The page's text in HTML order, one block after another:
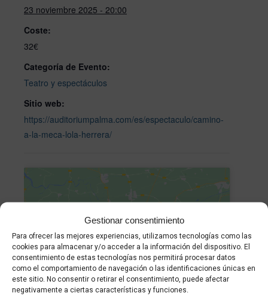
Gestionar consentimiento
Para ofrecer las mejores experiencias, utilizamos tecnologías como las
cookies para almacenar y/o acceder a la información del dispositivo. El
consentimiento de estas tecnologías nos permitirá procesar datos
como el comportamiento de navegación o las identificaciones únicas en
este sitio. No consentir o retirar el consentimiento, puede afectar
negativamente a ciertas características y funciones.
23 noviembre 2025 - 20:00
Coste:
32€
Categoría de Evento:
Teatro y espectáculos
Sitio web:
https://auditoriumpalma.com/es/espectaculo/camino-
a-la-meca-lola-herrera/
Haz clic para aceptar cookies de marketing
y permitir este contenido